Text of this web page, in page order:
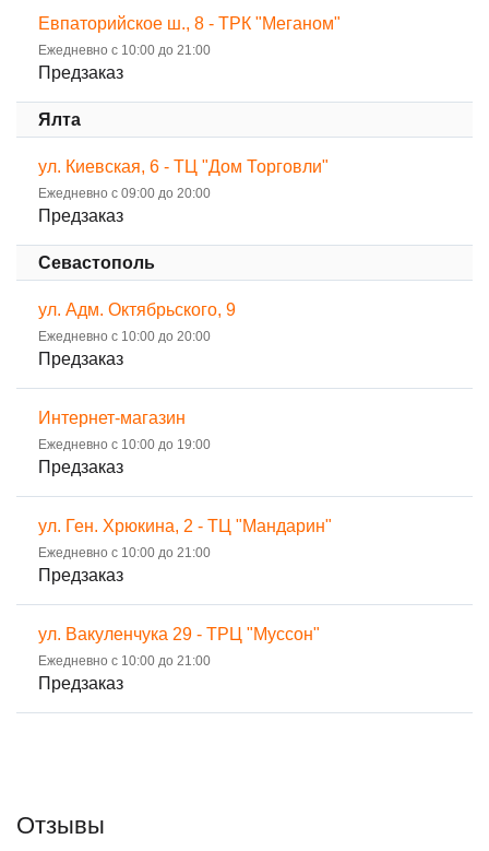
Евпаторийское ш., 8 - ТРК "Меганом"
Ежедневно с 10:00 до 21:00
Предзаказ
Ялта
ул. Киевская, 6 - ТЦ "Дом Торговли"
Ежедневно с 09:00 до 20:00
Предзаказ
Севастополь
ул. Адм. Октябрьского, 9
Ежедневно с 10:00 до 20:00
Предзаказ
Интернет-магазин
Ежедневно с 10:00 до 19:00
Предзаказ
ул. Ген. Хрюкина, 2 - ТЦ "Мандарин"
Ежедневно с 10:00 до 21:00
Предзаказ
ул. Вакуленчука 29 - ТРЦ "Муссон"
Ежедневно с 10:00 до 21:00
Предзаказ
Отзывы